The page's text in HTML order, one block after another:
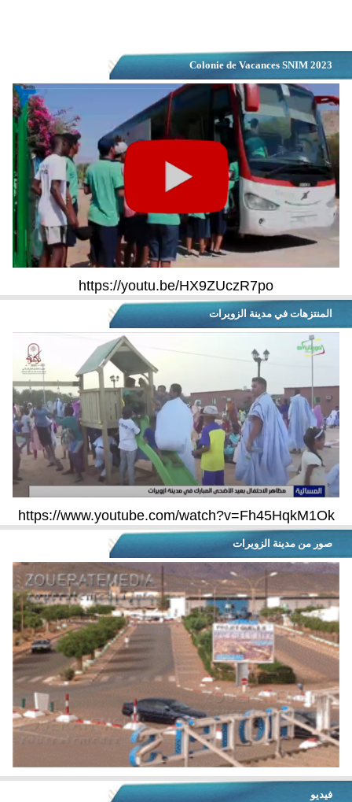
Colonie de Vacances SNIM 2023
https://youtu.be/HX9ZUczR7po
المنتزهات في مدينة الزويرات
https://www.youtube.com/watch?v=Fh45HqkM1Ok
صور من مدينة الزويرات
فيديو